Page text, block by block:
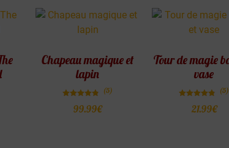
Chapeau magique et
lapin
4.80
(5)
99.99€
Tour de magie
vase
4.80
(5)
21.99€